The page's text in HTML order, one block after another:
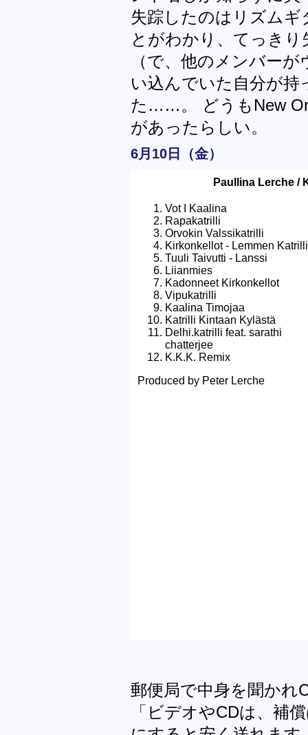
失踪したのはリズムギ
とがわかり、てっき
（で、他のメンバー
い込んでいた自分が
た……。 どうもNew
があったらしい。
6月10日（金）
Paullina Lerche /
Vot I Kaalina
Rapakatrilli
Orvokin Valssikatrilli
Kirkonkellot - Lemmen Katrilli
Tuuli Taivutti - Lanssi
Liianmies
Kadonneet Kirkonkellot
Vipukatrilli
Kaalina Timojaa
Katrilli Kintaan Kylästä
Delhi.katrilli feat. sarathi
chatterjee
K.K.K. Remix
Produced by Peter Lerche
郵便局で中身を聞かれ
「ビデオやCDは、補